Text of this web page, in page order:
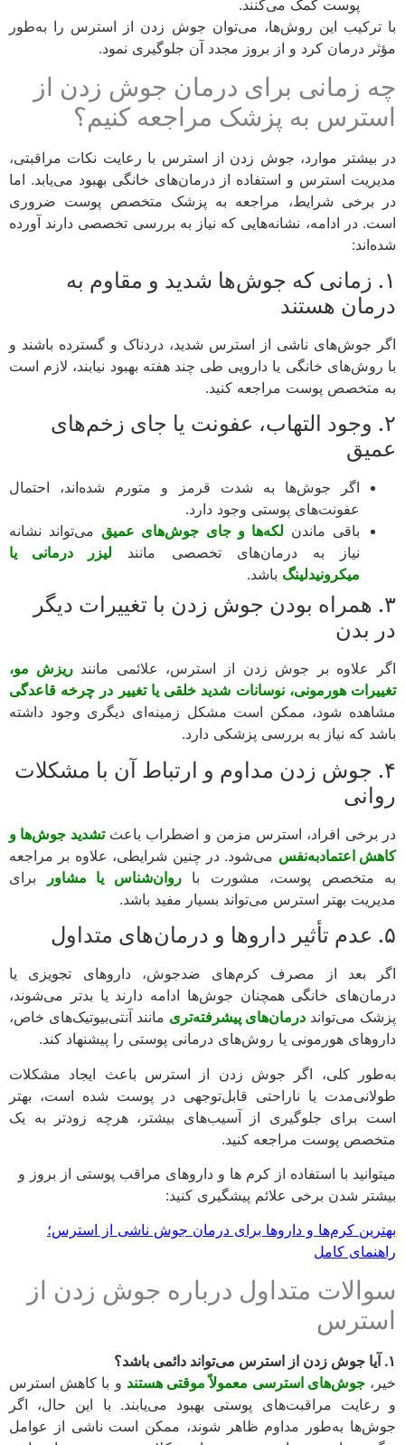
پوست کمک می‌کنند.
این روش‌ها، می‌توان جوش زدن از استرس را به‌طور
درمان کرد و از بروز مجدد آن جلوگیری نمود.
زمانی برای درمان جوش زدن از
به پزشک مراجعه کنیم؟
موارد، جوش زدن از استرس با رعایت نکات مراقبتی،
استرس و استفاده از درمان‌های خانگی بهبود می‌یابد. اما
برخی شرایط، مراجعه به پزشک متخصص پوست ضروری
در ادامه، نشانه‌هایی که نیاز به بررسی تخصصی دارند آورده
زمانی که جوش‌ها شدید و مقاوم به
هستند
جوش‌های ناشی از استرس شدید، دردناک و گسترده باشند و
خانگی یا دارویی طی چند هفته بهبود نیابند، لازم است
پوست مراجعه کنید.
وجود التهاب، عفونت یا جای زخم‌های
اگر جوش‌ها به شدت قرمز و متورم شده‌اند، احتمال
عفونت‌های پوستی وجود دارد.
باقی ماندنلکه‌ها و جای جوش‌های عمیقمی‌تواند نشانه
نیاز به درمان‌های تخصصی مانندلیزر درمانی یا
میکرونیدلینگ باشد.
همراه بودن جوش زدن با تغییرات دیگر
بدن
علاوه بر جوش زدن از استرس، علائمی مانندریزش مو،
هورمونی، نوسانات شدید خلقی یا تغییر در چرخه قاعدگی
شود، ممکن است مشکل زمینه‌ای دیگری وجود داشته
که نیاز به بررسی پزشکی دارد.
جوش زدن مداوم و ارتباط آن با مشکلات
افراد، استرس مزمن و اضطراب باعثتشدید جوش‌ها و
اعتمادبه‌نفسمی‌شود. در چنین شرایطی، علاوه بر مراجعه
متخصص پوست، مشورت با
روان‌شناس یا مشاور برای
بهتر استرس می‌تواند بسیار مفید باشد.
بعد از مصرف کرم‌های ضدجوش، داروهای تجویزی یا
خانگی همچنان جوش‌ها ادامه دارند یا بدتر می‌شوند،
می‌تواند درمان‌های پیشرفته‌تری مانند آنتی‌بیوتیک‌های خاص،
هورمونی یا روش‌های درمانی پوستی را پیشنهاد کند.
کلی، اگر جوش زدن از استرس باعث ایجاد مشکلات
یا ناراحتی قابل‌توجهی در پوست شده است، بهتر
برای جلوگیری از آسیب‌های بیشتر، هرچه زودتر به یک
پوست مراجعه کنید.
با استفاده از کرم ها و داروهای مراقب پوستی از بروز و
شدن برخی علائم پیشگیری کنید:
کرم‌ها و داروها برای درمان جوش ناشی از استرس؛
کامل
متداول درباره جوش زدن از
جوش‌های استرسی معمولاً موقتی هستندو با کاهش استرس
مراقبت‌های پوستی بهبود می‌یابند. با این حال، اگر
به‌طور مداوم ظاهر شوند، ممکن است ناشی از عوامل